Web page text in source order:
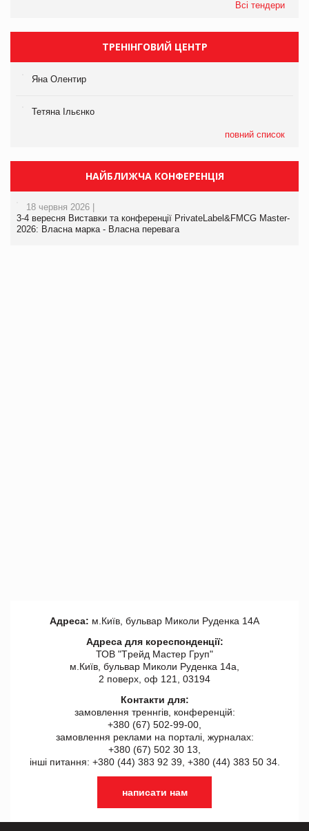
Всі тендери
ТРЕНІНГОВИЙ ЦЕНТР
Яна Олентир
Тетяна Ільєнко
повний список
НАЙБЛИЖЧА КОНФЕРЕНЦІЯ
18 червня 2026 |
3-4 вересня Виставки та конференції PrivateLabel&FMCG Master-
2026: Власна марка - Власна перевага
Адреса: м.Київ, бульвар Миколи Руденка 14А
Адреса для кореспонденції:
ТОВ "Tрейд Мастер Груп"
м.Київ, бульвар Миколи Руденка 14а,
2 поверх, оф 121, 03194
Контакти для:
замовлення треннгів, конференцій:
+380 (67) 502-99-00,
замовлення реклами на порталі, журналах:
+380 (67) 502 30 13,
інші питання: +380 (44) 383 92 39, +380 (44) 383 50 34.
написати нам